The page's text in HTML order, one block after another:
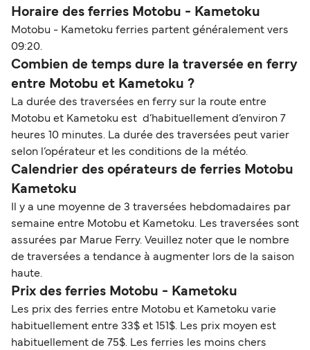
Horaire des ferries Motobu - Kametoku
Motobu - Kametoku ferries partent généralement vers
09:20.
Combien de temps dure la traversée en ferry
entre Motobu et Kametoku ?
La durée des traversées en ferry sur la route entre
Motobu et Kametoku est d’habituellement d’environ 7
heures 10 minutes. La durée des traversées peut varier
selon l’opérateur et les conditions de la météo.
Calendrier des opérateurs de ferries Motobu
Kametoku
Il y a une moyenne de 3 traversées hebdomadaires par
semaine entre Motobu et Kametoku. Les traversées sont
assurées par Marue Ferry. Veuillez noter que le nombre
de traversées a tendance à augmenter lors de la saison
haute.
Prix des ferries Motobu - Kametoku
Les prix des ferries entre Motobu et Kametoku varie
habituellement entre 33$ et 151$. Les prix moyen est
habituellement de 75$. Les ferries les moins chers